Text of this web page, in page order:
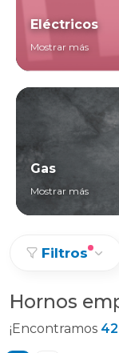
Eléctricos
Mostrar más
Gas
Mostrar más
Filtros
Hornos
¡Encontramos